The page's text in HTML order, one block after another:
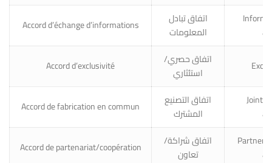
Accord d’échange d’informations
اتفاق تبادل
المعلومات
Accord d’exclusivité
اتفاق حصري/
استئثاري
Accord de fabrication en commun
اتفاق التصنيع
المشترك
Joint
Accord de partenariat/coopération
اتفاق شراكة/
تعاون